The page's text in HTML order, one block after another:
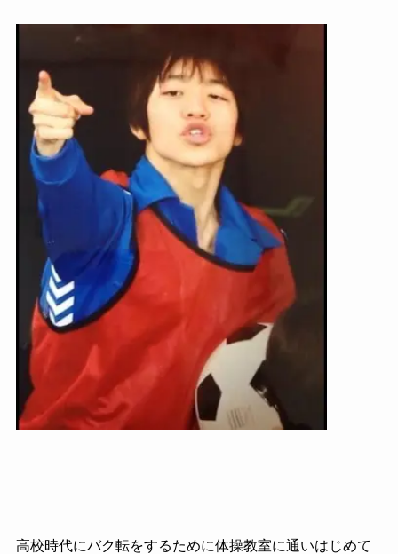
高校時代にバク転をするために体操教室に通いはじめて